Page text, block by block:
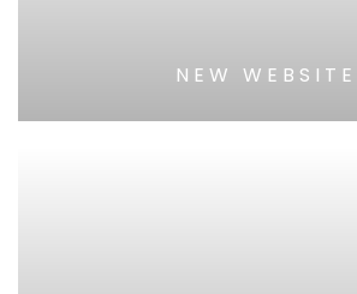
NEW WEBSITE